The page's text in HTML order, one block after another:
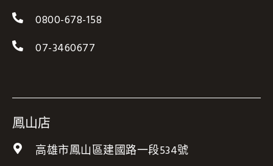
0800-678-158
07-3460677
鳳山店
高雄市鳳山區建國路一段534號